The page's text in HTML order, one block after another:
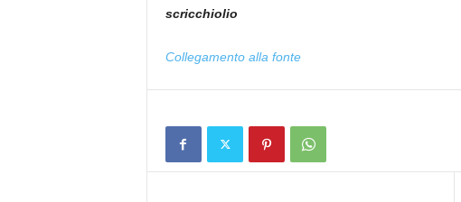
scricchiolio
Collegamento alla fonte